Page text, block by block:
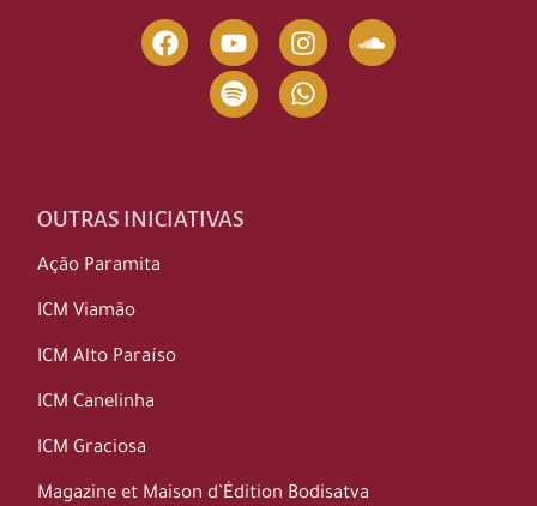
OUTRAS INICIATIVAS
Ação Paramita
ICM Viamão
ICM Alto Paraíso
ICM Canelinha
ICM Graciosa
Magazine et Maison d’Édition Bodisatva